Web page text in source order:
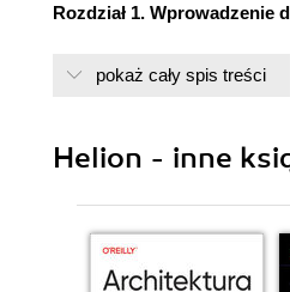
Rozdział 1. Wprowadzenie
Bazy danych i instancje
Inne pliki (23)
Mechanizm Oracle
Instancje (26)
Instalacja
Opcje i komponenty
pokaż cały spis treści
Helion - inne